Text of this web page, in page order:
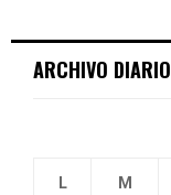
ARCHIVO DIARIO
L M